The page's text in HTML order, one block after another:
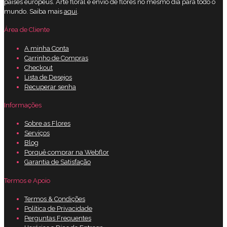
países europeus. Arte floral e envio de flores no mesmo dia para todo o
mundo. Saiba mais aqui.
Área de Cliente
A minha Conta
Carrinho de Compras
Checkout
Lista de Desejos
Recuperar senha
Informações
Sobre as Flores
Serviços
Blog
Porquê comprar na Webflor
Garantia de Satisfação
Termos e Apoio
Termos & Condições
Política de Privacidade
Perguntas Frequentes